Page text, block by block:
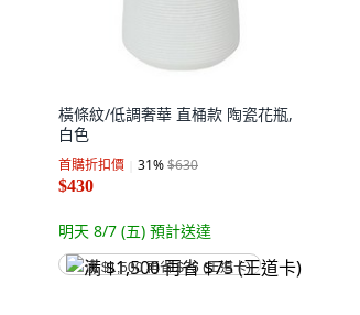
橫條紋/低調奢華 直桶款 陶瓷花瓶,
白色
首購折扣價 31%$630
$430
明天 8/7 (五) 預計送達
满 $1,500 再省 $75 (王道卡)